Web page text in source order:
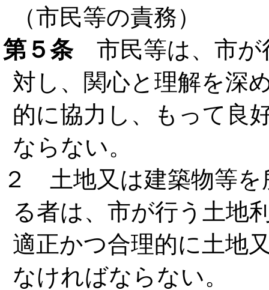
（市民等の責務）
第５条市民等は、市が
対し、関心と理解を深
的に協力し、もって良
ならない。
２ 土地又は建築物等を
る者は、市が行う土地
適正かつ合理的に土地
なければならない。